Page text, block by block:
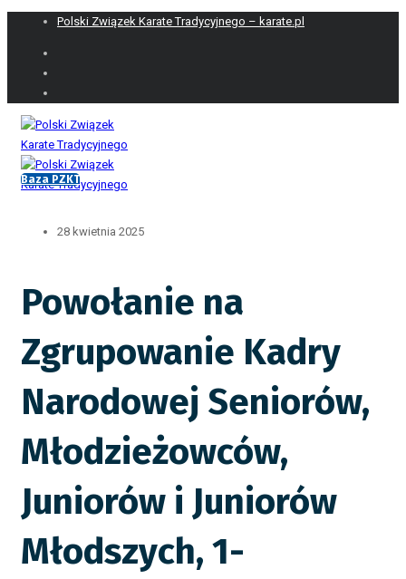
Polski Związek Karate Tradycyjnego – karate.pl
Baza PZKT
28 kwietnia 2025
Powołanie na
Zgrupowanie Kadry
Narodowej Seniorów,
Młodzieżowców,
Juniorów i Juniorów
Młodszych, 1-